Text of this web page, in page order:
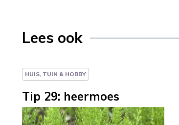
Lees ook
HUIS, TUIN & HOBBY
Tip 29: heermoes